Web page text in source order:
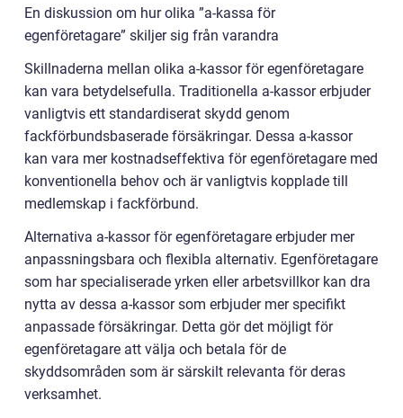
En diskussion om hur olika ”a-kassa för
egenföretagare” skiljer sig från varandra
Skillnaderna mellan olika a-kassor för egenföretagare
kan vara betydelsefulla. Traditionella a-kassor erbjuder
vanligtvis ett standardiserat skydd genom
fackförbundsbaserade försäkringar. Dessa a-kassor
kan vara mer kostnadseffektiva för egenföretagare med
konventionella behov och är vanligtvis kopplade till
medlemskap i fackförbund.
Alternativa a-kassor för egenföretagare erbjuder mer
anpassningsbara och flexibla alternativ. Egenföretagare
som har specialiserade yrken eller arbetsvillkor kan dra
nytta av dessa a-kassor som erbjuder mer specifikt
anpassade försäkringar. Detta gör det möjligt för
egenföretagare att välja och betala för de
skyddsområden som är särskilt relevanta för deras
verksamhet.